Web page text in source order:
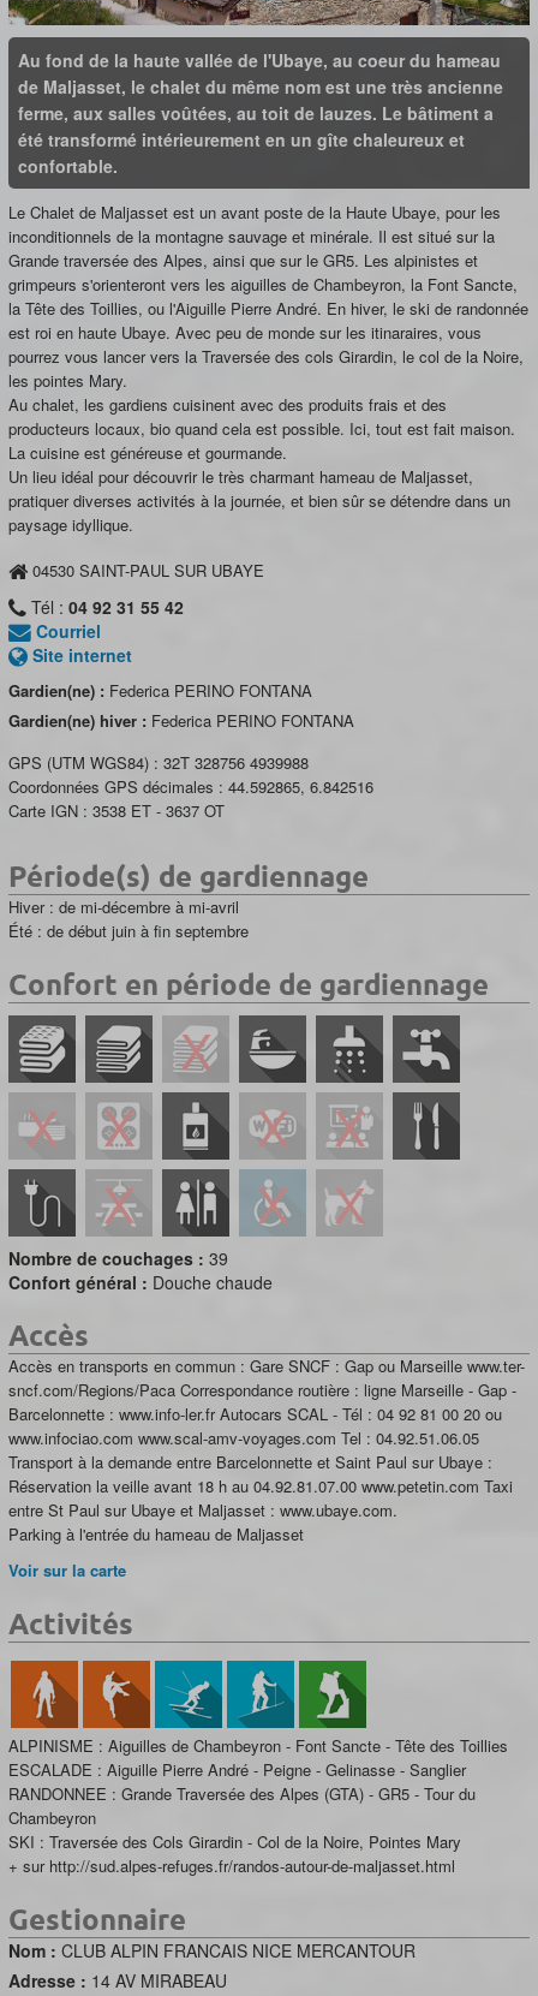
Au fond de la haute vallée de l'Ubaye, au coeur du hameau
de Maljasset, le chalet du même nom est une très ancienne
ferme, aux salles voûtées, au toit de lauzes. Le bâtiment a
été transformé intérieurement en un gîte chaleureux et
confortable.
Le Chalet de Maljasset est un avant poste de la Haute Ubaye, pour les
inconditionnels de la montagne sauvage et minérale. Il est situé sur la
Grande traversée des Alpes, ainsi que sur le GR5. Les alpinistes et
grimpeurs s'orienteront vers les aiguilles de Chambeyron, la Font Sancte,
la Tête des Toillies, ou l'Aiguille Pierre André. En hiver, le ski de randonnée
est roi en haute Ubaye. Avec peu de monde sur les itinaraires, vous
pourrez vous lancer vers la Traversée des cols Girardin, le col de la Noire,
les pointes Mary.
Au chalet, les gardiens cuisinent avec des produits frais et des
producteurs locaux, bio quand cela est possible. Ici, tout est fait maison.
La cuisine est généreuse et gourmande.
Un lieu idéal pour découvrir le très charmant hameau de Maljasset,
pratiquer diverses activités à la journée, et bien sûr se détendre dans un
paysage idyllique.
04530 SAINT-PAUL SUR UBAYE
Tél : 04 92 31 55 42
Courriel
Site internet
Gardien(ne) : Federica PERINO FONTANA
Gardien(ne) hiver : Federica PERINO FONTANA
GPS (UTM WGS84) : 32T 328756 4939988
Coordonnées GPS décimales : 44.592865, 6.842516
Carte IGN : 3538 ET - 3637 OT
Période(s) de gardiennage
Hiver : de mi-décembre à mi-avril
Été : de début juin à fin septembre
Confort en période de gardiennage
Nombre de couchages : 39
Confort général : Douche chaude
Accès
Accès en transports en commun : Gare SNCF : Gap ou Marseille www.ter-
sncf.com/Regions/Paca Correspondance routière : ligne Marseille - Gap -
Barcelonnette : www.info-ler.fr Autocars SCAL - Tél : 04 92 81 00 20 ou
www.infociao.com www.scal-amv-voyages.com Tel : 04.92.51.06.05
Transport à la demande entre Barcelonnette et Saint Paul sur Ubaye :
Réservation la veille avant 18 h au 04.92.81.07.00 www.petetin.com Taxi
entre St Paul sur Ubaye et Maljasset : www.ubaye.com.
Parking à l'entrée du hameau de Maljasset
Voir sur la carte
Activités
ALPINISME : Aiguilles de Chambeyron - Font Sancte - Tête des Toillies
ESCALADE : Aiguille Pierre André - Peigne - Gelinasse - Sanglier
RANDONNEE : Grande Traversée des Alpes (GTA) - GR5 - Tour du
Chambeyron
SKI : Traversée des Cols Girardin - Col de la Noire, Pointes Mary
+ sur http://sud.alpes-refuges.fr/randos-autour-de-maljasset.html
Gestionnaire
Nom : CLUB ALPIN FRANCAIS NICE MERCANTOUR
Adresse : 14 AV MIRABEAU